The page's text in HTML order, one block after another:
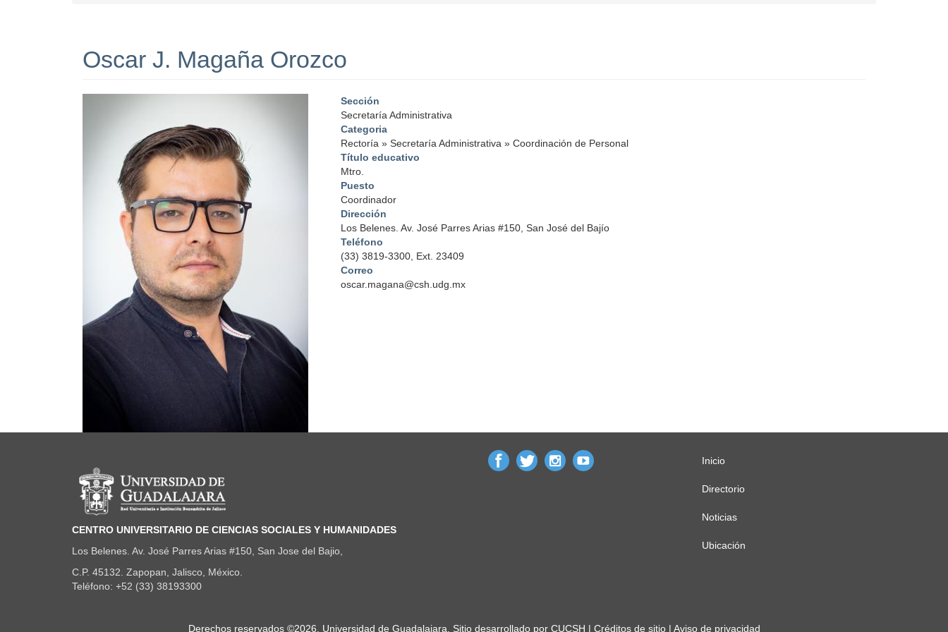
Oscar J. Magaña Orozco
Sección
Secretaría Administrativa
Categoria
Rectoría »Secretaría Administrativa »Coordinación de Personal
Título educativo
Mtro.
Puesto
Coordinador
Dirección
Los Belenes. Av. José Parres Arias #150, San José del Bajío
Teléfono
(33) 3819-3300, Ext. 23409
Correo
oscar.magana@csh.udg.mx
Información del portal
CENTRO UNIVERSITARIO DE CIENCIAS SOCIALES Y HUMANIDADES
Los Belenes. Av. José Parres Arias #150, San Jose del Bajio,
C.P. 45132. Zapopan, Jalisco, México.
Teléfono: +52 (33) 38193300
Menú
principal
Inicio
Directorio
Noticias
Ubicación
Derechos reservados ©2026. Universidad de Guadalajara. Sitio desarrollado por CUCSH | Créditos de sitio| Aviso de privacidad